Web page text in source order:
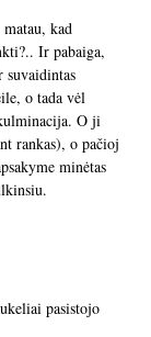
kad
Ir pabaiga,
suvaidintas
o tada vėl
O ji
rankas), o pačioj
minėtas
pasistojo